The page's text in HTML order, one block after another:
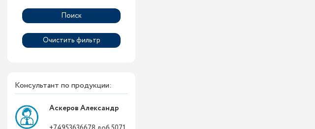
Консультант по продукции:
Аскеров Александр